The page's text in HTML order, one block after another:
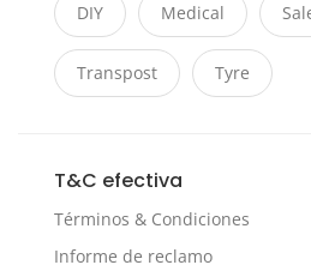
DIY Medical
Transpost Tyre
T&C efectiva
Términos & Condiciones
Informe de reclamo